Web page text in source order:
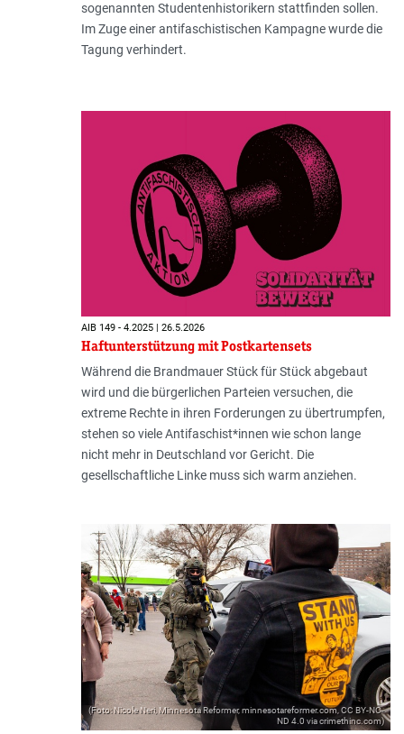
sogenannten Studentenhistorikern stattfinden sollen.
Im Zuge einer antifaschistischen Kampagne wurde die
Tagung verhindert.
AIB 149 - 4.2025 | 26.5.2026
Haftunterstützung mit Postkartensets
Während die Brandmauer Stück für Stück abgebaut
wird und die bürgerlichen Parteien versuchen, die
extreme Rechte in ihren Forderungen zu übertrumpfen,
stehen so viele Antifaschist*innen wie schon lange
nicht mehr in Deutschland vor Gericht. Die
gesellschaftliche Linke muss sich warm anziehen.
(Foto: Nicole Neri, Minnesota Reformer, minnesotareformer.com, CC BY-NC-
ND 4.0 via crimethinc.com)